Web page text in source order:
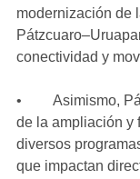
modernización de
conectividad y
•	Asimismo, Pátzcuaro se beneficia
de la ampliación y
diversos
que impactan